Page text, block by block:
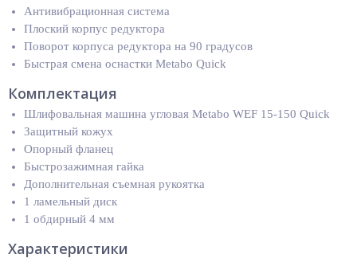
Антивибрационная система
Плоский корпус редуктора
Поворот корпуса редуктора на 90 градусов
Быстрая смена оснастки Metabo Quick
Комплектация
Шлифовальная машина угловая Metabo WEF 15-150 Quick
Защитный кожух
Опорный фланец
Быстрозажимная гайка
Дополнительная съемная рукоятка
1 ламельный диск
1 обдирный 4 мм
Характеристики